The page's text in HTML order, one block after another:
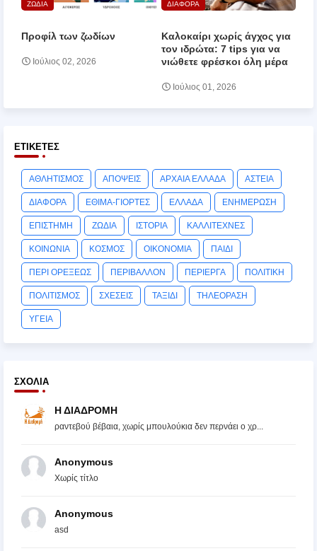
ΖΩΔΙΑ
Προφίλ των ζωδίων
Ιούλιος 02, 2026
ΔΙΑΦΟΡΑ
Καλοκαίρι χωρίς άγχος για
τον ιδρώτα: 7 tips για να
νιώθετε φρέσκοι όλη μέρα
Ιούλιος 01, 2026
ΕΤΙΚΈΤΕΣ
ΑΘΛΗΤΙΣΜΟΣ ΑΠΟΨΕΙΣ ΑΡΧΑΙΑ ΕΛΛΑΔΑ ΑΣΤΕΙΑ
ΔΙΑΦΟΡΑ ΕΘΙΜΑ-ΓΙΟΡΤΕΣ ΕΛΛΑΔΑ ΕΝΗΜΕΡΩΣΗ
ΕΠΙΣΤΗΜΗ ΖΩΔΙΑ ΙΣΤΟΡΙΑ ΚΑΛΛΙΤΕΧΝΕΣ
ΚΟΙΝΩΝΙΑ ΚΟΣΜΟΣ ΟΙΚΟΝΟΜΙΑ ΠΑΙΔΙ
ΠΕΡΙ ΟΡΕΞΕΩΣ ΠΕΡΙΒΑΛΛΟΝ ΠΕΡΙΕΡΓΑ ΠΟΛΙΤΙΚΗ
ΠΟΛΙΤΙΣΜΟΣ ΣΧΕΣΕΙΣ ΤΑΞΙΔΙ ΤΗΛΕΟΡΑΣΗ
ΥΓΕΙΑ
ΣΧΌΛΙΑ
Η ΔΙΑΔΡΟΜΗ
ραντεβού βέβαια, χωρίς μπουλούκια δεν περνάει ο χρ...
Anonymous
Χωρίς τίτλο
Anonymous
asd